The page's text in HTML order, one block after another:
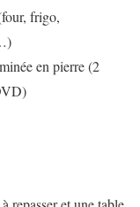
frigo,
en pierre (2